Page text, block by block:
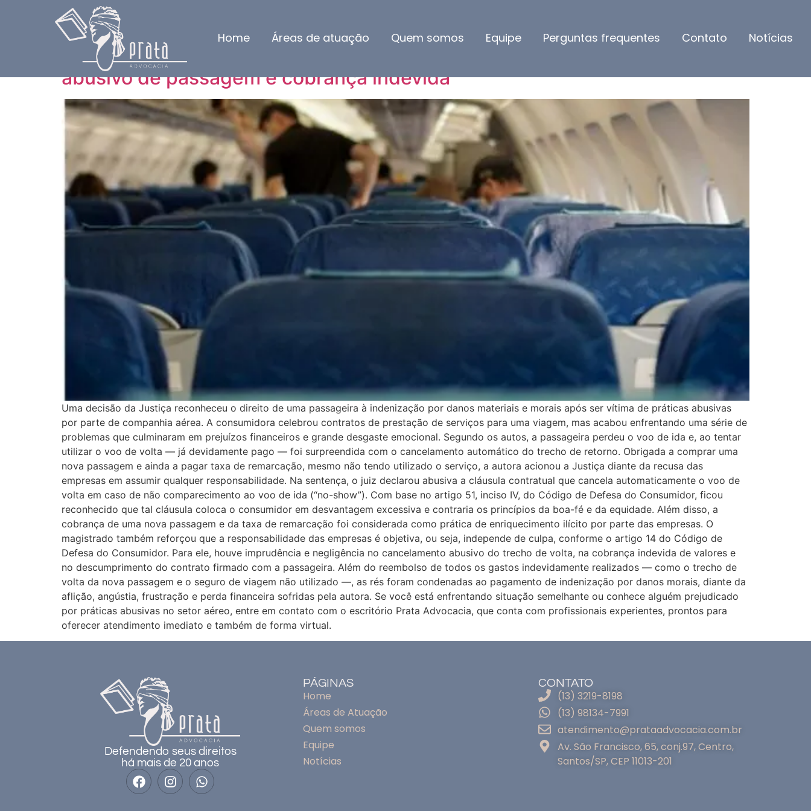
Home Áreas de atuação Quem somos Equipe Perguntas frequentes Contato Notícias
Dia:11 de setembro de 2025
Justiça condena agência de viagem e companhia aérea por cancelamento
abusivo de passagem e cobrança indevida
Uma decisão da Justiça reconheceu o direito de uma passageira à indenização por danos materiais e morais após ser vítima de práticas abusivas
por parte de companhia aérea. A consumidora celebrou contratos de prestação de serviços para uma viagem, mas acabou enfrentando uma série de
problemas que culminaram em prejuízos financeiros e grande desgaste emocional. Segundo os autos, a passageira perdeu o voo de ida e, ao tentar
utilizar o voo de volta — já devidamente pago — foi surpreendida com o cancelamento automático do trecho de retorno. Obrigada a comprar uma
nova passagem e ainda a pagar taxa de remarcação, mesmo não tendo utilizado o serviço, a autora acionou a Justiça diante da recusa das
empresas em assumir qualquer responsabilidade. Na sentença, o juiz declarou abusiva a cláusula contratual que cancela automaticamente o voo de
volta em caso de não comparecimento ao voo de ida (“no-show”). Com base no artigo 51, inciso IV, do Código de Defesa do Consumidor, ficou
reconhecido que tal cláusula coloca o consumidor em desvantagem excessiva e contraria os princípios da boa-fé e da equidade. Além disso, a
cobrança de uma nova passagem e da taxa de remarcação foi considerada como prática de enriquecimento ilícito por parte das empresas. O
magistrado também reforçou que a responsabilidade das empresas é objetiva, ou seja, independe de culpa, conforme o artigo 14 do Código de
Defesa do Consumidor. Para ele, houve imprudência e negligência no cancelamento abusivo do trecho de volta, na cobrança indevida de valores e
no descumprimento do contrato firmado com a passageira. Além do reembolso de todos os gastos indevidamente realizados — como o trecho de
volta da nova passagem e o seguro de viagem não utilizado —, as rés foram condenadas ao pagamento de indenização por danos morais, diante da
aflição, angústia, frustração e perda financeira sofridas pela autora. Se você está enfrentando situação semelhante ou conhece alguém prejudicado
por práticas abusivas no setor aéreo, entre em contato com o escritório Prata Advocacia, que conta com profissionais experientes, prontos para
oferecer atendimento imediato e também de forma virtual.
Defendendo seus direitos
há mais de 20 anos
PÁGINAS
Home
Áreas de Atuação
Quem somos
Equipe
Notícias
CONTATO
(13) 3219-8198
(13) 98134-7991
atendimento@prataadvocacia.com.br
Av. São Francisco, 65, conj.97, Centro,
Santos/SP, CEP 11013-201